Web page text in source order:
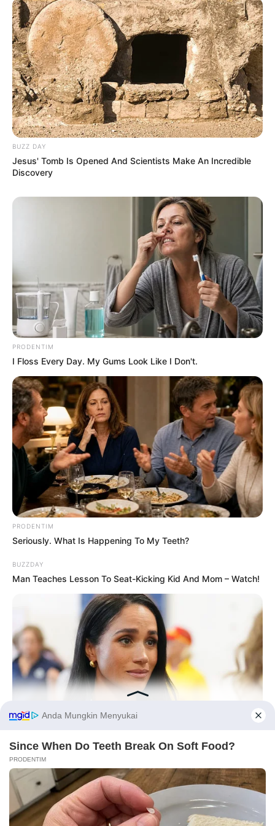
Banget
8 Kata Lucu Seputar Malam
Minggu ala Jomblo yang Bikin
Ngenes
10 Desain Kanopi Tempat
Tidur, Serasa Beristirahat di
Kamar Raja
Tampil Lebih Modern, 7 Potret
Hasil Renovasi Rumah Berusia
90 Tahun
PRIVACY POLICY DISCLAIMER HUBUNGI KAMI IKLAN
BUZZ DAY
Jesus' Tomb Is Opened And Scientists Make An Incredible
Discovery
PRODENTIM
I Floss Every Day. My Gums Look Like I Don't.
PRODENTIM
Seriously. What Is Happening To My Teeth?
BUZZDAY
Man Teaches Lesson To Seat-Kicking Kid And Mom – Watch!
BUZZDAY
Meghan Markle's Daughter All Grown Up — See Her Now!